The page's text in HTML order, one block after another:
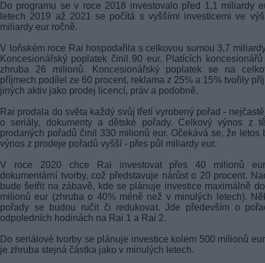
Do programu se v roce 2018 investovalo před 1,1 miliardy
letech 2019 až 2021 se počítá s vyššími investicemi ve
miliardy eur ročně.
V loňském roce Rai hospodařila s celkovou sumou 3,7
Koncesionářský poplatek činil 90 eur. Platících
zhruba 26 milionů. Koncesionářský poplatek se na
příjmech podílel ze 60 procent, reklama z 25% a 15% tvořily
jiných aktiv jako prodej licencí, práv a podobně.
Rai prodala do světa každý svůj třetí vyrobený pořad -
o seriály, dokumenty a dětské pořady. Celkový výnos z
prodaných pořadů činil 330 milionů eur. Očekává se, že letos
výnos z prodeje pořadů vyšší - přes půl miliardy eur.
V roce 2020 chce Rai investovat přes 40 milionů
dokumentární tvorby, což představuje nárůst o 20 procent.
bude šetřit na zábavě, kde se plánuje investice maximálně
milionů eur (zhruba o 40% méně než v minulých letech).
pořady se budou ručit či redukovat. Jde především o
odpoledních hodinách na Rai 1 a Rai 2.
Do seriálové tvorby se plánuje investice kolem 500 milionů
je zhruba stejná částka jako v minulých letech.